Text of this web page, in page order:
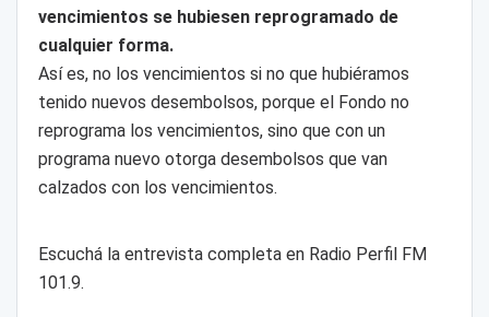
vencimientos se hubiesen reprogramado de
cualquier forma.
Así es, no los vencimientos si no que hubiéramos
tenido nuevos desembolsos, porque el Fondo no
reprograma los vencimientos, sino que con un
programa nuevo otorga desembolsos que van
calzados con los vencimientos.
Escuchá la entrevista completa en Radio Perfil FM
101.9.